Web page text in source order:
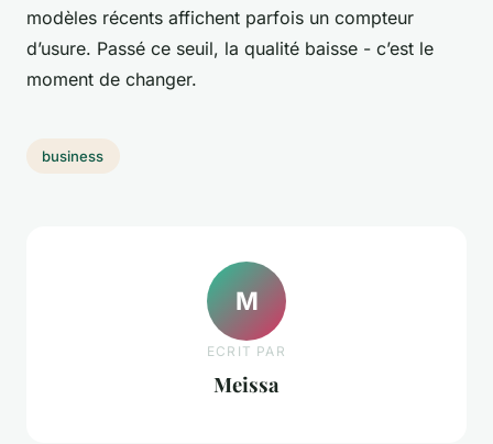
modèles récents affichent parfois un compteur
d’usure. Passé ce seuil, la qualité baisse - c’est le
moment de changer.
business
M
ECRIT PAR
Meissa